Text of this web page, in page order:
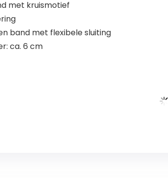
met kruismotief
band met flexibele sluiting
ca. 6 cm